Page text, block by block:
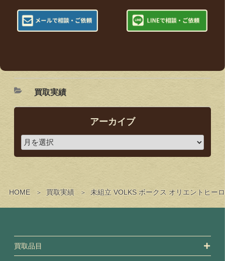
HOME 買取実績 未組立 VOLKS ボークス オリエントヒー
買取実績
アーカイブ
買取品目